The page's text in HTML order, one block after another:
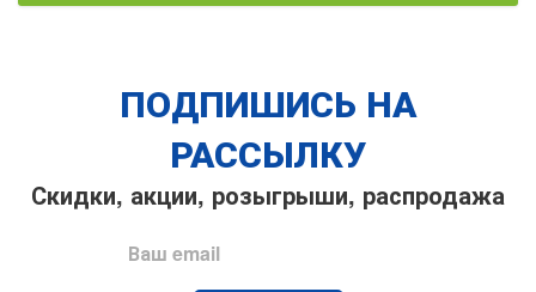
ПОДПИШИСЬ НА
РАССЫЛКУ
Скидки, акции, розыгрыши, распродажа